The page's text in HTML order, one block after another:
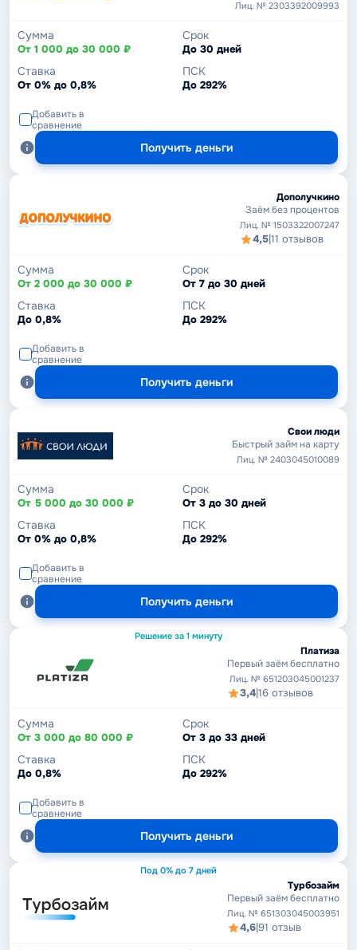
Лиц. № 2303392009993
Сумма
От 1 000 до 30 000 ₽
Срок
До 30 дней
Ставка
От 0% до 0,8%
ПСК
До 292%
Добавить в
сравнение
Получить деньги
Дополучкино
Заём без процентов
Лиц. № 1503322007247
4,5|11 отзывов
Сумма
От 2 000 до 30 000 ₽
Срок
От 7 до 30 дней
Ставка
До 0,8%
ПСК
До 292%
Добавить в
сравнение
Получить деньги
Свои люди
Быстрый займ на карту
Лиц. № 2403045010089
Сумма
От 5 000 до 30 000 ₽
Срок
От 3 до 30 дней
Ставка
От 0% до 0,8%
ПСК
До 292%
Добавить в
сравнение
Получить деньги
Решение за 1 минуту
Платиза
Первый заём бесплатно
Лиц. № 651203045001237
3,4|16 отзывов
Сумма
От 3 000 до 80 000 ₽
Срок
От 3 до 33 дней
Ставка
До 0,8%
ПСК
До 292%
Добавить в
сравнение
Получить деньги
Под 0% до 7 дней
Турбозайм
Первый заём бесплатно
Лиц. № 651303045003951
4,6|91 отзыв